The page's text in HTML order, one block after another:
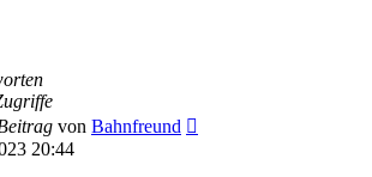
von Bahnfreund
20:44